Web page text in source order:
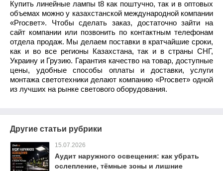
Купить линейные лампы t8 как поштучно, так и в оптовых
объемах можно у казахстанской международной компании
«Procвет». Чтобы сделать заказ, достаточно зайти на
сайт компании или позвонить по контактным телефонам
отдела продаж. Мы делаем поставки в кратчайшие сроки,
как и во все регионы Казахстана, так и в страны СНГ,
Украину и Грузию. Гарантия качество на товар, доступные
цены, удобные способы оплаты и доставки, услуги
монтажа светотехники делают компанию «Procвет» одной
из лучших на рынке светового оборудования.
Другие статьи рубрики
15.07.2026
Аудит наружного освещения: как убрать
ослепление, тёмные зоны и лишние